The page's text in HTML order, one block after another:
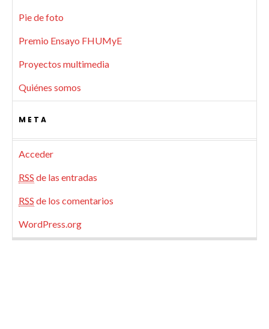
Pie de foto
Premio Ensayo FHUMyE
Proyectos multimedia
Quiénes somos
META
Acceder
RSS de las entradas
RSS de los comentarios
WordPress.org